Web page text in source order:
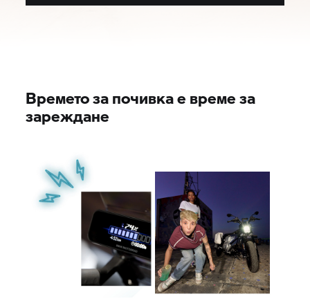
Времето за почивка е време за
зареждане